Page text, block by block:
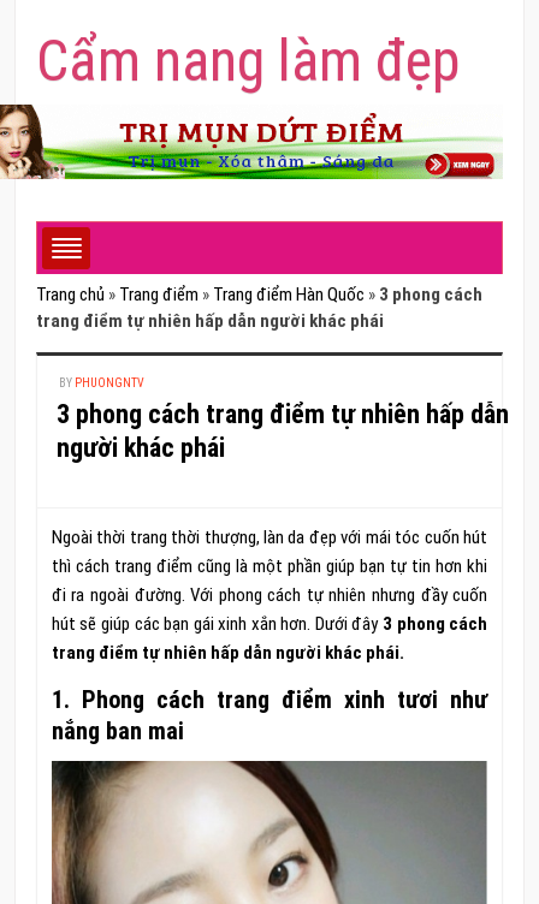
Cẩm nang làm đẹp
Trang chủ » Trang điểm » Trang điểm Hàn Quốc » 3 phong cách
trang điểm tự nhiên hấp dẫn người khác phái
BY PHUONGNTV
3 phong cách trang điểm tự nhiên hấp dẫn
người khác phái
Ngoài thời trang thời thượng, làn da đẹp với mái tóc cuốn hút
thì cách trang điểm cũng là một phần giúp bạn tự tin hơn khi
đi ra ngoài đường. Với phong cách tự nhiên nhưng đầy cuốn
hút sẽ giúp các bạn gái xinh xắn hơn. Dưới đây 3 phong cách
trang điểm tự nhiên hấp dẫn người khác phái.
1. Phong cách trang điểm xinh tươi như
nắng ban mai